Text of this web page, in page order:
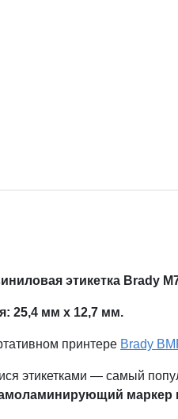
этикетка Brady
25,4 мм х 12,7 мм.
принтере Brady
этикетками — самый
маркер